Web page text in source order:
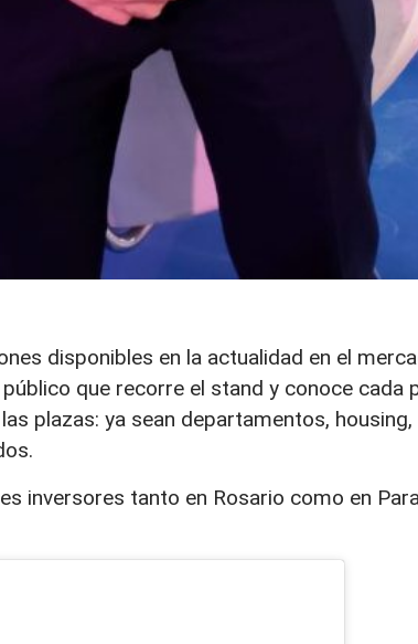
disponibles en la actualidad en el
que recorre el stand y conoce cada
plazas: ya sean departamentos,
inversores tanto en Rosario como en